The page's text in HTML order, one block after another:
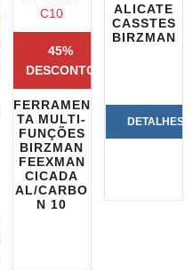
45%
DESCONTO
FERRAMEN
TA MULTI-
FUNÇÕES
BIRZMAN
FEEXMAN
CICADA
AL/CARBO
N 10
ALICATE
CASSTES
BIRZMAN
DETALHES